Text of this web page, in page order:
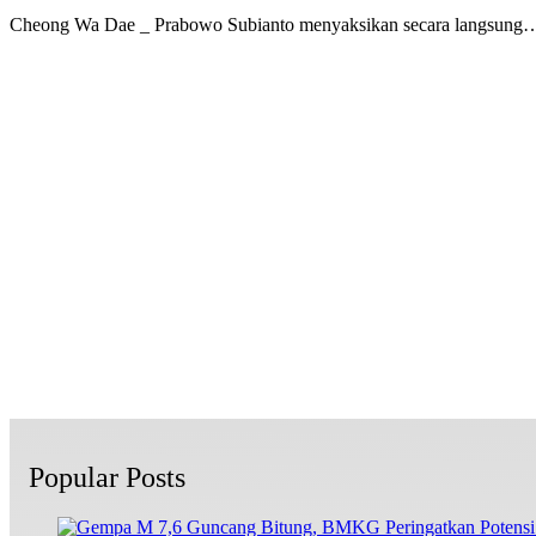
Cheong Wa Dae _ Prabowo Subianto menyaksikan secara
Popular Posts